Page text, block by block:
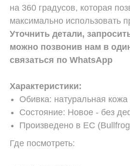
на 360 градусов, которая
максимально использовать
Уточнить детали,
можно позвонив нам в
связаться по WhatsApp
Характеристики:
Обивка: натуральная
Состояние: Новое - без
Произведено в ЕС
Где посмотреть: